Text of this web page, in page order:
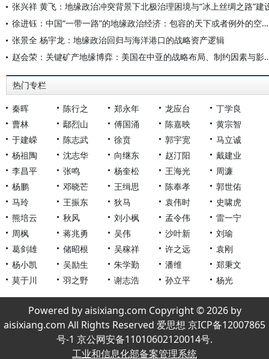
张兴祥 黄飞：地缘政治冲突背景下北极治理困境与“冰上丝绸之路”建
徐进钰：中国“一带一路”的地缘政治经济：包容的天下或者例外的空间？
张景全 杨宇龙：地缘政治回归与海洋港口的战略资产逻辑
赵会荣：关键矿产地缘博弈：
热门专栏
秦晖 陈行之 郑永年 龙应台
丁学良
曹林
鄢烈山 傅国涌 陈嘉映
黄宗智
于建嵘
陈志武 徐贲 郭宇宽
马立诚
杨祖陶
沈志华 向继东 赵汀阳
戴建业
李昌平
张鸣 杨奎松 王海光
周濂
杨鹏
邓晓芒 王缉思 陈奉孝
郭世佑
马玲
王振东 狄马 袁伟时
史啸虎
熊培云
秋风 刘小枫 孟令伟
雷一宁
周枫
蒋兆勇 吴伟 沙叶新
刘瑜
葛剑雄
储昭根 吴稼祥 许之远
袁刚
杨小凯
吴励生 朱学勤 潘维
郑秉文
莫于川
羽之野 谢志浩 孙立平 杨光
Powered by aisixiang.com Copyright © 2026 by
aisixiang.com All Rights Reserved 爱思想 京ICP备12007865
号-1 京公网安备11010602120014号.
工业和信息化部备案管理系统